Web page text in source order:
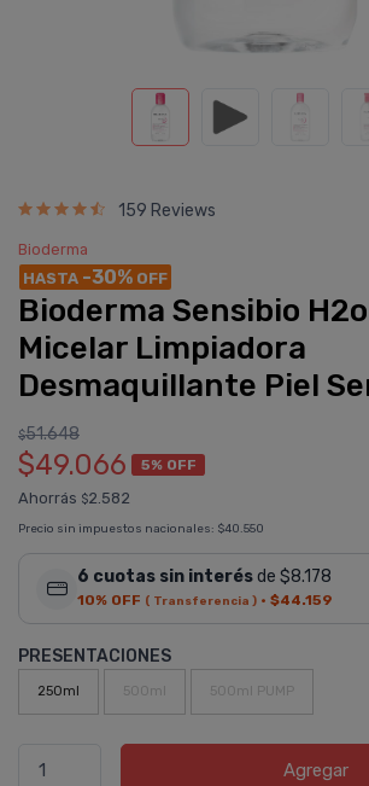
159 Reviews
Bioderma
HASTA -30% OFF
Bioderma Sensibio
Micelar Limpiadora
Desmaquillante Piel
$51.648
$49.066 5% OFF
Ahorrás $2.582
Precio sin impuestos nacionales: $40.550
6 cuotas sin interésde $8.178
10% OFF ( Transferencia ) · $44.159
PRESENTACIONES
250ml 500ml 500ml PUMP
Agregar